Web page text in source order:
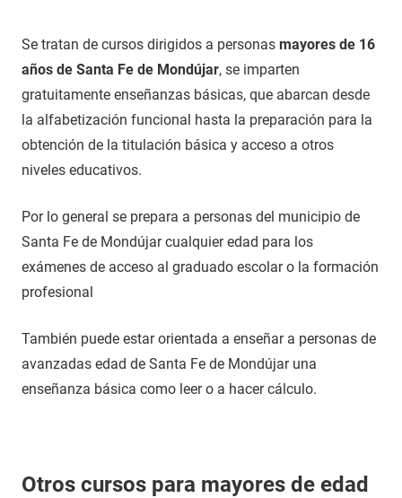
Se tratan de cursos dirigidos a personas mayores de 16
años de Santa Fe de Mondújar, se imparten
gratuitamente enseñanzas básicas, que abarcan desde
la alfabetización funcional hasta la preparación para la
obtención de la titulación básica y acceso a otros
niveles educativos.
Por lo general se prepara a personas del municipio de
Santa Fe de Mondújar cualquier edad para los
exámenes de acceso al graduado escolar o la formación
profesional
También puede estar orientada a enseñar a personas de
avanzadas edad de Santa Fe de Mondújar una
enseñanza básica como leer o a hacer cálculo.
Otros cursos para mayores de edad